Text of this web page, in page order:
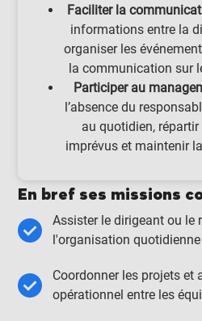
Faciliter la
informations entre la
organiser les
la communication sur
Participer au
l’absence du
au quotidien,
imprévus et maintenir
En bref ses missions
Assister le dirigeant ou le
l'organisation
Coordonner les projets et
opérationnel entre les